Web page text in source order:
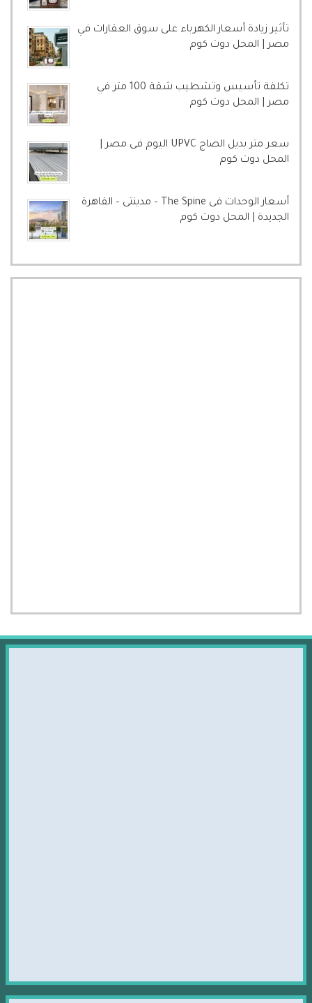
تأثير زيادة أسعار الكهرباء على سوق العقارات في
مصر | المحل دوت كوم
تكلفة تأسيس وتشطيب شقة 100 متر في
مصر | المحل دوت كوم
سعر متر بديل الصاج UPVC اليوم فى مصر |
المحل دوت كوم
أسعار الوحدات فى The Spine – مدينتى – القاهرة
الجديدة | المحل دوت كوم